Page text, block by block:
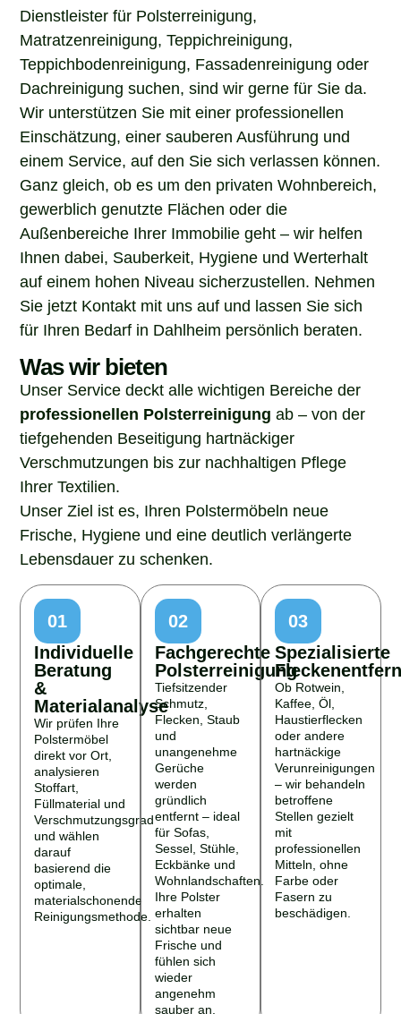
Dienstleister für Polsterreinigung,
Matratzenreinigung, Teppichreinigung,
Teppichbodenreinigung, Fassadenreinigung oder
Dachreinigung suchen, sind wir gerne für Sie da.
Wir unterstützen Sie mit einer professionellen
Einschätzung, einer sauberen Ausführung und
einem Service, auf den Sie sich verlassen können.
Ganz gleich, ob es um den privaten Wohnbereich,
gewerblich genutzte Flächen oder die
Außenbereiche Ihrer Immobilie geht – wir helfen
Ihnen dabei, Sauberkeit, Hygiene und Werterhalt
auf einem hohen Niveau sicherzustellen. Nehmen
Sie jetzt Kontakt mit uns auf und lassen Sie sich
für Ihren Bedarf in Dahlheim persönlich beraten.
Was wir bieten
Unser Service deckt alle wichtigen Bereiche der
professionellen Polsterreinigung ab – von der
tiefgehenden Beseitigung hartnäckiger
Verschmutzungen bis zur nachhaltigen Pflege
Ihrer Textilien.
Unser Ziel ist es, Ihren Polstermöbeln neue
Frische, Hygiene und eine deutlich verlängerte
Lebensdauer zu schenken.
01
Individuelle
Beratung
&
Materialanalyse
Wir prüfen Ihre
Polstermöbel
direkt vor Ort,
analysieren
Stoffart,
Füllmaterial und
Verschmutzungsgrad
und wählen
darauf
basierend die
optimale,
materialschonende
Reinigungsmethode.
02
Fachgerechte
Polsterreinigung
Tiefsitzender
Schmutz,
Flecken, Staub
und
unangenehme
Gerüche
werden
gründlich
entfernt – ideal
für Sofas,
Sessel, Stühle,
Eckbänke und
Wohnlandschaften.
Ihre Polster
erhalten
sichtbar neue
Frische und
fühlen sich
wieder
angenehm
sauber an.
03
Spezialisierte
Ob Rotwein,
Kaffee, Öl,
Haustierflecken
oder andere
hartnäckige
Verunreinigungen
– wir behandeln
betroffene
Stellen gezielt
mit
professionellen
Mitteln, ohne
Farbe oder
Fasern zu
beschädigen.